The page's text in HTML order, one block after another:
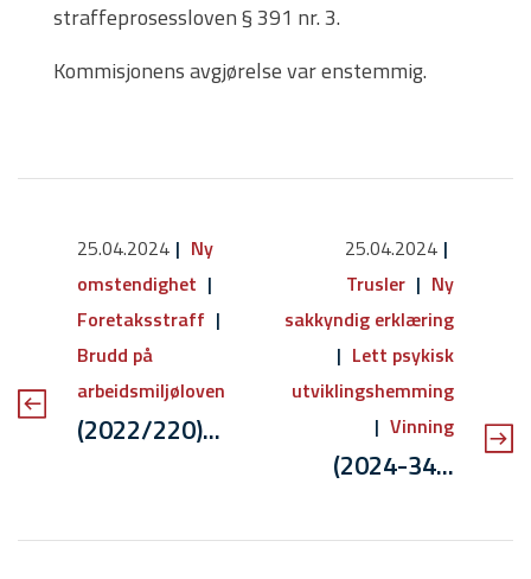
straffeprosessloven § 391 nr. 3.
Kommisjonens avgjørelse var enstemmig.
25.04.2024
Ny
omstendighet
Foretaksstraff
Brudd på
arbeidsmiljøloven
(2022/220)...
25.04.2024
Trusler
Ny
sakkyndig erklæring
Lett psykisk
utviklingshemming
Vinning
(2024-34...